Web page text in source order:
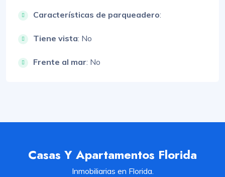
Características de parqueadero:
Tiene vista: No
Frente al mar: No
Casas Y Apartamentos Florida
Inmobiliarias en Florida.